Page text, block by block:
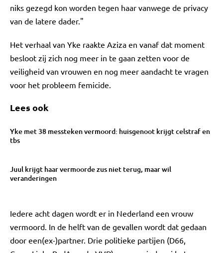
niks gezegd kon worden tegen haar vanwege de privacy
van de latere dader."
Het verhaal van Yke raakte Aziza en vanaf dat moment
besloot zij zich nog meer in te gaan zetten voor de
veiligheid van vrouwen en nog meer aandacht te vragen
voor het probleem femicide.
Lees ook
Yke met 38 messteken vermoord: huisgenoot krijgt celstraf en
tbs
Juul krijgt haar vermoorde zus niet terug, maar wil
veranderingen
Iedere acht dagen wordt er in Nederland een vrouw
vermoord. In de helft van de gevallen wordt dat gedaan
door een(ex-)partner. Drie politieke partijen (D66,